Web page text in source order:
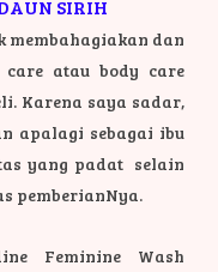
SIRIH
membahagiakan dan
atau body care
Karena saya sadar,
apalagi sebagai ibu
yang padat selain
pemberianNya.
Feminine Wash